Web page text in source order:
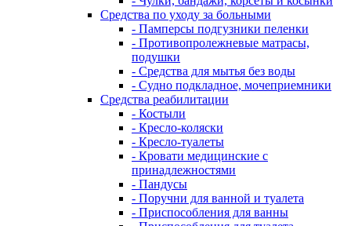
Средства по уходу за больными
- Памперсы подгузники пеленки
- Противопролежневые матрасы,
подушки
- Средства для мытья без воды
- Судно подкладное, мочеприемники
Средства реабилитации
- Костыли
- Кресло-коляски
- Кресло-туалеты
- Кровати медицинские с
принадлежностями
- Пандусы
- Поручни для ванной и туалета
- Приспособления для ванны